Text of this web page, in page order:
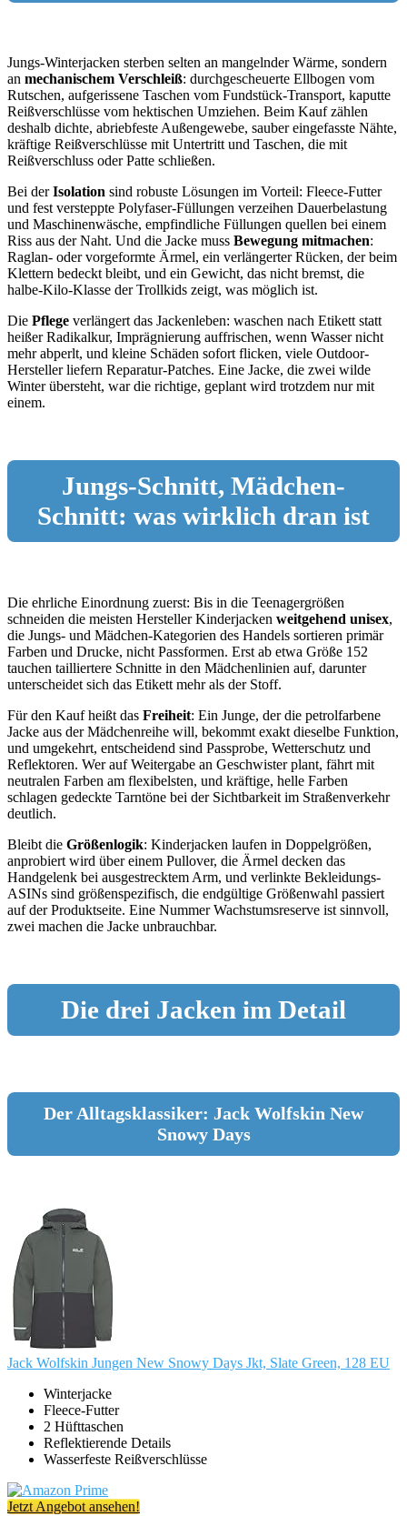
Jungs-Winterjacken sterben selten an mangelnder Wärme, sondern
an mechanischem Verschleiß: durchgescheuerte Ellbogen vom
Rutschen, aufgerissene Taschen vom Fundstück-Transport, kaputte
Reißverschlüsse vom hektischen Umziehen. Beim Kauf zählen
deshalb dichte, abriebfeste Außengewebe, sauber eingefasste Nähte,
kräftige Reißverschlüsse mit Untertritt und Taschen, die mit
Reißverschluss oder Patte schließen.
Bei derIsolation sind robuste Lösungen im Vorteil: Fleece-Futter
und fest versteppte Polyfaser-Füllungen verzeihen Dauerbelastung
und Maschinenwäsche, empfindliche Füllungen quellen bei einem
Riss aus der Naht. Und die Jacke muss Bewegung mitmachen:
Raglan- oder vorgeformte Ärmel, ein verlängerter Rücken, der beim
Klettern bedeckt bleibt, und ein Gewicht, das nicht bremst, die
halbe-Kilo-Klasse der Trollkids zeigt, was möglich ist.
Die Pflege verlängert das Jackenleben: waschen nach Etikett statt
heißer Radikalkur, Imprägnierung auffrischen, wenn Wasser nicht
mehr abperlt, und kleine Schäden sofort flicken, viele Outdoor-
Hersteller liefern Reparatur-Patches. Eine Jacke, die zwei wilde
Winter übersteht, war die richtige, geplant wird trotzdem nur mit
einem.
Jungs-Schnitt, Mädchen-
Schnitt: was wirklich dran ist
Die ehrliche Einordnung zuerst: Bis in die Teenagergrößen
schneiden die meisten Hersteller Kinderjacken weitgehend unisex,
die Jungs- und Mädchen-Kategorien des Handels sortieren primär
Farben und Drucke, nicht Passformen. Erst ab etwa Größe 152
tauchen tailliertere Schnitte in den Mädchenlinien auf, darunter
unterscheidet sich das Etikett mehr als der Stoff.
Für den Kauf heißt das Freiheit: Ein Junge, der die petrolfarbene
Jacke aus der Mädchenreihe will, bekommt exakt dieselbe Funktion,
und umgekehrt, entscheidend sind Passprobe, Wetterschutz und
Reflektoren. Wer auf Weitergabe an Geschwister plant, fährt mit
neutralen Farben am flexibelsten, und kräftige, helle Farben
schlagen gedeckte Tarntöne bei der Sichtbarkeit im Straßenverkehr
deutlich.
Bleibt die Größenlogik: Kinderjacken laufen in Doppelgrößen,
anprobiert wird über einem Pullover, die Ärmel decken das
Handgelenk bei ausgestrecktem Arm, und verlinkte Bekleidungs-
ASINs sind größenspezifisch, die endgültige Größenwahl passiert
auf der Produktseite. Eine Nummer Wachstumsreserve ist sinnvoll,
zwei machen die Jacke unbrauchbar.
Die drei Jacken im Detail
Der Alltagsklassiker: Jack Wolfskin New
Snowy Days
Jack Wolfskin Jungen New Snowy Days Jkt, Slate Green, 128 EU
Winterjacke
Fleece-Futter
2 Hüfttaschen
Reflektierende Details
Wasserfeste Reißverschlüsse
Jetzt Angebot ansehen!